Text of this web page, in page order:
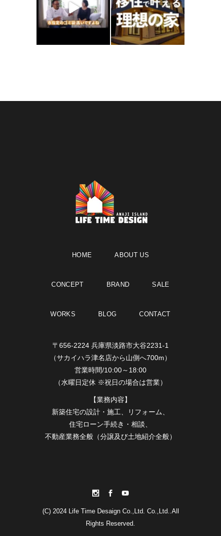
HOME ABOUT US
CONCEPT BRAND SALE
WORKS BLOG CONTACT
〒656-2224 兵庫県淡路市大谷2231-1
（サカイハラ津名店から山側へ700m）
営業時間/10:00～18:00
（水曜日定休 ※祝日の場合は営業）
【業務内容】
新築住宅の設計・施工、リフォーム、
住宅ローン手続き・相談、
不動産業務全般（分譲及び土地紹介全般）
(C) 2024 Life Time Desaign Co.,Ltd. Co.,Ltd..All
Rights Reserved.